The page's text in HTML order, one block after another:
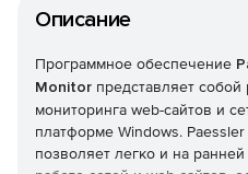
Описание
Программное обеспечение
Monitor представляет
мониторинга web-сайтов и
платформе Windows.
позволяет легко и на